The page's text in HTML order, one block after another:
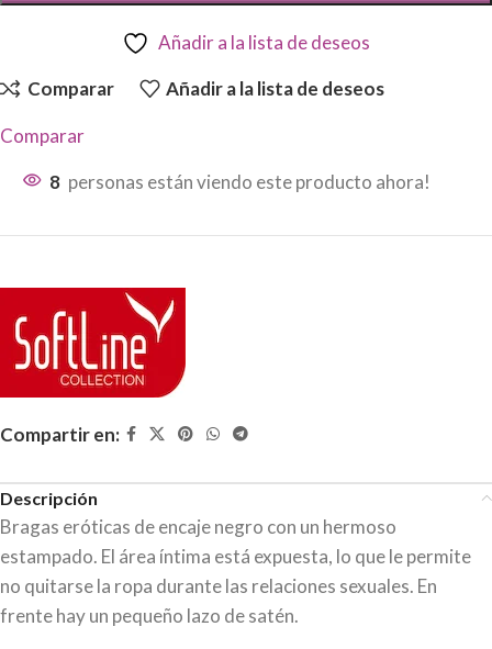
Añadir a la lista de deseos
Comparar Añadir a la lista de deseos
Comparar
8 personas están viendo este producto ahora!
Compartir en:
Descripción
Bragas eróticas de encaje negro con un hermoso
estampado. El área íntima está expuesta, lo que le permite
no quitarse la ropa durante las relaciones sexuales. En
frente hay un pequeño lazo de satén.